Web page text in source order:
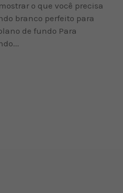
o que você precisa
branco perfeito para
de fundo Para